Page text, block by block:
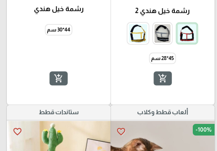
رشمة خيل هندي 2
45*28 سم
add_shopping_cart
رشمة خيل هندي
44*30 سم
add_shopping_cart
ألعاب قطط وكلاب
favorite_border -100%
ستاندات قطط
favorite_border